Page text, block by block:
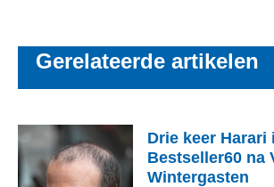
Gerelateerde artikelen
Drie keer Harari
Bestseller60 na
Wintergasten